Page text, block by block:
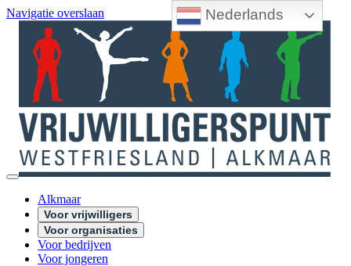
Nederlands
Navigatie overslaan
Alkmaar
Voor vrijwilligers
Voor organisaties
Voor bedrijven
Voor jongeren